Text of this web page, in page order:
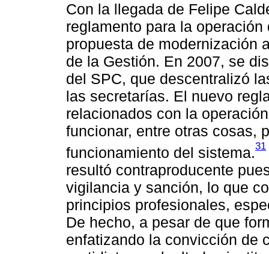
Con la llegada de Felipe
reglamento para la
propuesta de modernización
de la Gestión. En 2007, se
del SPC, que descentralizó
las secretarías. El nuevo
relacionados con la
funcionar, entre otras cosas,
funcionamiento del sistema.31
resultó contraproducente
vigilancia y sanción, lo que
principios profesionales,
De hecho, a pesar de que
enfatizando la convicción de